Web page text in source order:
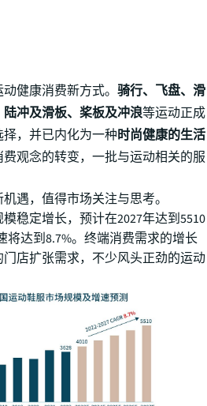
健康消费新方式。骑行、飞盘、滑
冲及滑板、桨板及冲浪等运动正成
，并已内化为一种时尚健康的生活
观念的转变，一批与运动相关的服
遇，值得市场关注与思考。
稳定增长，预计在2027年达到5510
将达到8.7%。终端消费需求的增长
店扩张需求，不少风头正劲的运动